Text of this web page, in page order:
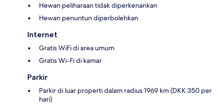
Hewan peliharaan tidak diperkenankan
Hewan penuntun diperbolehkan
Internet
Gratis WiFi di area umum
Gratis Wi-Fi di kamar
Parkir
Parkir di luar properti dalam radius 1969 km (DKK 350 per
hari)